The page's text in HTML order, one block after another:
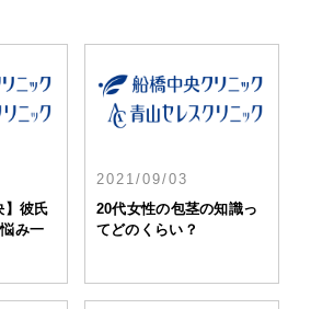
】彼氏
み一
2021/09/03
20代女性の包茎の知識っ
てどのくらい？